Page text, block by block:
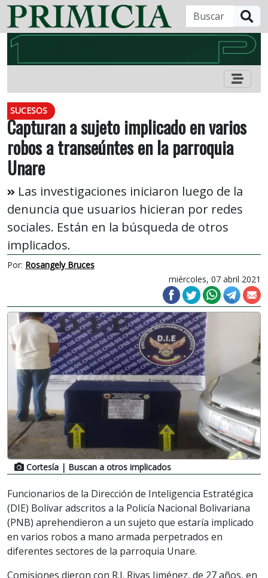
SUCESOS
Capturan a sujeto implicado en varios
robos a transeúntes en la parroquia
Unare
Las investigaciones iniciaron luego de la
denuncia que usuarios hicieran por redes
sociales. Están en la búsqueda de otros
implicados.
Por: Rosangely Bruces
miércoles, 07 abril 2021
Cortesía | Buscan a otros implicados
Funcionarios de la Dirección de Inteligencia Estratégica
(DIE) Bolívar adscritos a la Policía Nacional Bolivariana
(PNB) aprehendieron a un sujeto que estaría implicado
en varios robos a mano armada perpetrados en
diferentes sectores de la parroquia Unare.
Comisiones dieron con R.J. Rivas Jiménez, de 27 años, en